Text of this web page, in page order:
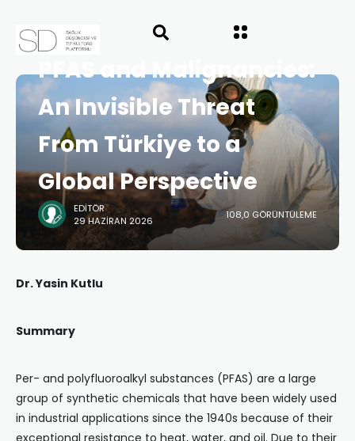
ANASAYFA
PFAS and Malignancies:
An Invisible Threat
From Türkiye to a
Global Perspective
EDITÖR
29 HAZIRAN 2026
108,0 GÖRÜNTÜLEME
Dr. Yasin Kutlu
Summary
Per- and polyfluoroalkyl substances (PFAS) are a large
group of synthetic chemicals that have been widely used
in industrial applications since the 1940s because of their